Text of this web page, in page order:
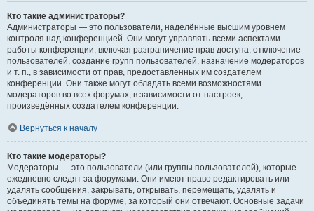
Кто такие администраторы?
Администраторы — это пользователи, наделённые высшим уровнем
контроля над конференцией. Они могут управлять всеми аспектами
работы конференции, включая разграничение прав доступа, отключение
пользователей, создание групп пользователей, назначение модераторов
и т. п., в зависимости от прав, предоставленных им создателем
конференции. Они также могут обладать всеми возможностями
модераторов во всех форумах, в зависимости от настроек,
произведённых создателем конференции.
Вернуться к началу
Кто такие модераторы?
Модераторы — это пользователи (или группы пользователей), которые
ежедневно следят за форумами. Они имеют право редактировать или
удалять сообщения, закрывать, открывать, перемещать, удалять и
объединять темы на форуме, за который они отвечают. Основные задачи